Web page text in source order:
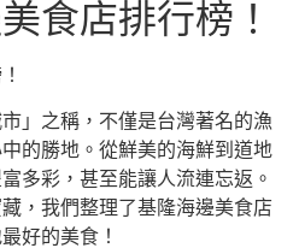
食店排行榜！
」之稱，不僅是台灣著名的漁
的勝地。從鮮美的海鮮到道地
多彩，甚至能讓人流連忘返。
，我們整理了基隆海邊美食店
好的美食！